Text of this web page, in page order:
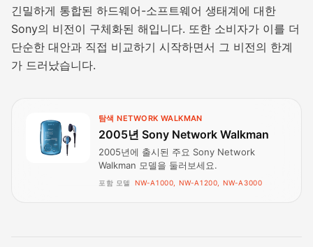
긴밀하게 통합된 하드웨어-소프트웨어 생태계에 대한
Sony의 비전이 구체화된 해입니다. 또한 소비자가 이를 더
단순한 대안과 직접 ​​비교하기 시작하면서 그 비전의 한계
가 드러났습니다.
탐색 NETWORK WALKMAN
2005년 Sony Network Walkman
2005년에 출시된 주요 Sony Network
Walkman 모델을 둘러보세요.
포함 모델 NW-A1000, NW-A1200, NW-A3000